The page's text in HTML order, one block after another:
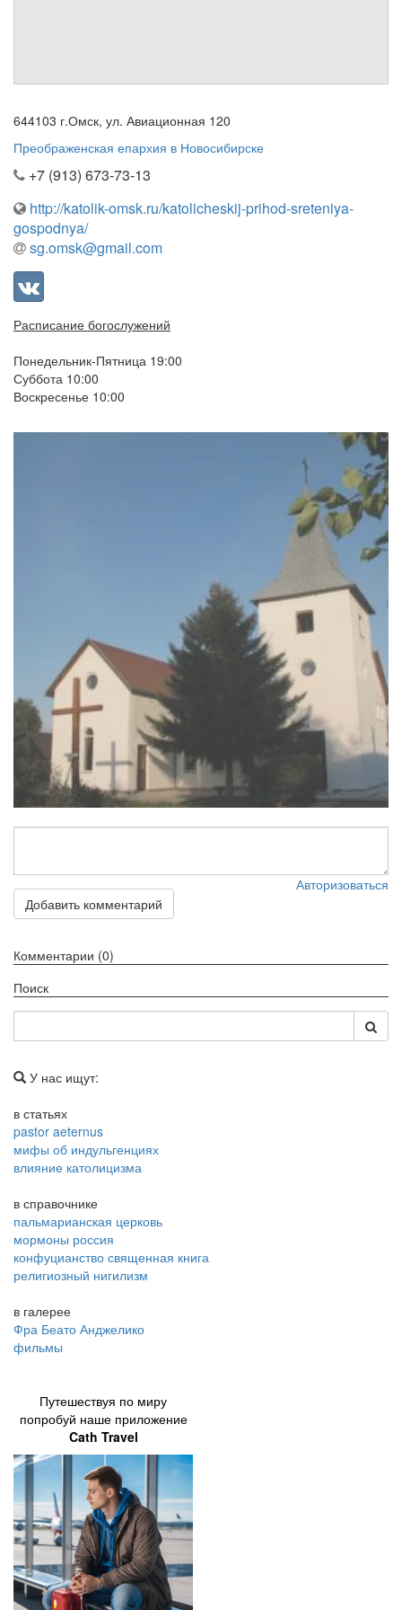
Отправить сообщение
Вход
644103 г.Омск, ул. Авиационная 120
Преображенская епархия в Новосибирске
+7 (913) 673-73-13
http://katolik-omsk.ru/katolicheskij-prihod-sreteniya-
gospodnya/
sg.omsk@gmail.com
Расписание богослужений
Понедельник-Пятница 19:00
Суббота 10:00
Воскресенье 10:00
Авторизоваться
Добавить комментарий
Комментарии (0)
Поиск
У нас ищут:
в статьях
pastor aeternus
мифы об индульгенциях
влияние католицизма
в справочнике
пальмарианская церковь
мормоны россия
конфуцианство священная книга
религиозный нигилизм
в галерее
Фра Беато Анджелико
фильмы
Путешествуя по миру
попробуй наше приложение
Cath Travel